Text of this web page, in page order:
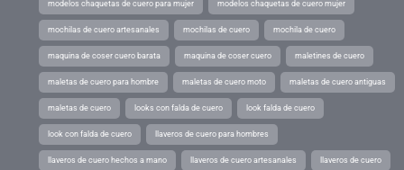
modelos chaquetas de cuero para mujer modelos chaquetas de cuero mujer
mochilas de cuero artesanales mochilas de cuero mochila de cuero
maquina de coser cuero barata maquina de coser cuero maletines de cuero
maletas de cuero para hombre maletas de cuero moto maletas de cuero antiguas
maletas de cuero looks con falda de cuero look falda de cuero
look con falda de cuero llaveros de cuero para hombres
llaveros de cuero hechos a mano llaveros de cuero artesanales llaveros de cuero